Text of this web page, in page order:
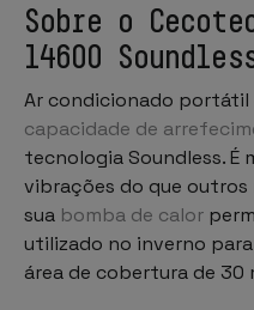
Sobre o
14600
Ar condicionado portátil
capacidade de
tecnologia Soundless. É
vibrações do que outros
sua bomba de calor
utilizado no inverno para
área de cobertura de 30